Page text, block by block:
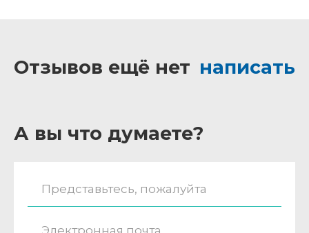
Отзывов ещё нет написать
А вы что думаете?